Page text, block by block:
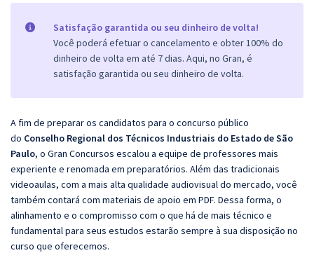
Satisfação garantida ou seu dinheiro de volta!
Você poderá efetuar o cancelamento e obter 100% do
dinheiro de volta em até 7 dias. Aqui, no Gran, é
satisfação garantida ou seu dinheiro de volta.
A fim de preparar os candidatos para o concurso público
do Conselho Regional dos Técnicos Industriais do Estado de São
Paulo, o Gran Concursos escalou a equipe de professores mais
experiente e renomada em preparatórios. Além das tradicionais
videoaulas, com a mais alta qualidade audiovisual do mercado, você
também contará com materiais de apoio em PDF. Dessa forma, o
alinhamento e o compromisso com o que há de mais técnico e
fundamental para seus estudos estarão sempre à sua disposição no
curso que oferecemos.